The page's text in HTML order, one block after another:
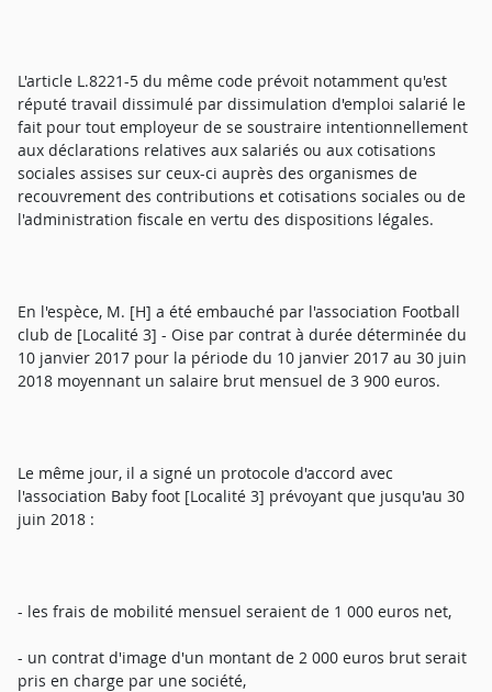
L'article L.8221-5 du même code prévoit notamment qu'est
réputé travail dissimulé par dissimulation d'emploi salarié le
fait pour tout employeur de se soustraire intentionnellement
aux déclarations relatives aux salariés ou aux cotisations
sociales assises sur ceux-ci auprès des organismes de
recouvrement des contributions et cotisations sociales ou de
l'administration fiscale en vertu des dispositions légales.
En l'espèce, M. [H] a été embauché par l'association Football
club de [Localité 3] - Oise par contrat à durée déterminée du
10 janvier 2017 pour la période du 10 janvier 2017 au 30 juin
2018 moyennant un salaire brut mensuel de 3 900 euros.
Le même jour, il a signé un protocole d'accord avec
l'association Baby foot [Localité 3] prévoyant que jusqu'au 30
juin 2018 :
- les frais de mobilité mensuel seraient de 1 000 euros net,
- un contrat d'image d'un montant de 2 000 euros brut serait
pris en charge par une société,